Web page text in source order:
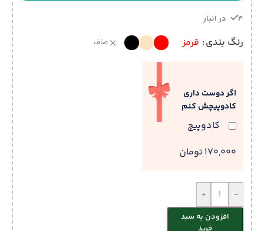
4 در انبار
رنگ بندی قرمز صاف
اگر دوست داری
کادوپیچش کنم
کادوپیچ
170,000 تومان
-
+
افزودن به سبد
خرید